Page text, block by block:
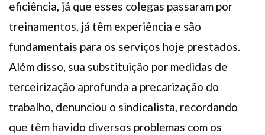
eficiência, já que esses colegas passaram por
treinamentos, já têm experiência e são
fundamentais para os serviços hoje prestados.
Além disso, sua substituição por medidas de
terceirização aprofunda a precarização do
trabalho, denunciou o sindicalista, recordando
que têm havido diversos problemas com os